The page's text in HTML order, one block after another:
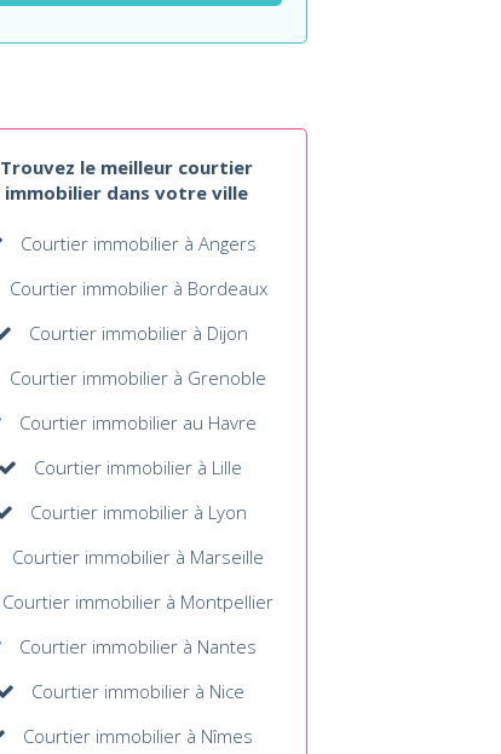
Trouvez le meilleur courtier
immobilier dans votre ville
Courtier immobilier à Angers
Courtier immobilier à Bordeaux
Courtier immobilier à Dijon
Courtier immobilier à Grenoble
Courtier immobilier au Havre
Courtier immobilier à Lille
Courtier immobilier à Lyon
Courtier immobilier à Marseille
Courtier immobilier à Montpellier
Courtier immobilier à Nantes
Courtier immobilier à Nice
Courtier immobilier à Nîmes